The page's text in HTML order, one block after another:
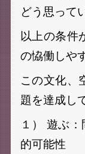
どう思って
以上の条件
の恊働しや
この文化、
題を達成し
１） 遊ぶ
的可能性